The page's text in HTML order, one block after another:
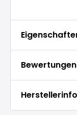
Bewertungen